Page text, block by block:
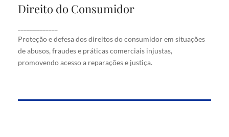
Direito do Consumidor
Proteção e defesa dos direitos do consumidor em situações
de abusos, fraudes e práticas comerciais injustas,
promovendo acesso a reparações e justiça.
Direito do Consumidor
situações de abusos, fraudes e práticas comerciais
injustas, promovendo acesso a reparações e justiça.